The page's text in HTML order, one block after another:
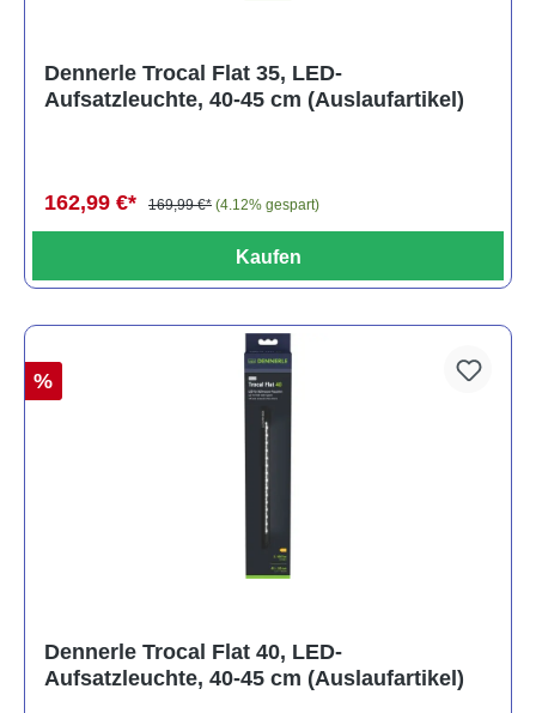
Dennerle Trocal Flat 35, LED-
Aufsatzleuchte, 40-45 cm (Auslaufartikel)
162,99 €* 169,99 €* (4.12% gespart)
Kaufen
%
Dennerle Trocal Flat 40, LED-
Aufsatzleuchte, 40-45 cm (Auslaufartikel)